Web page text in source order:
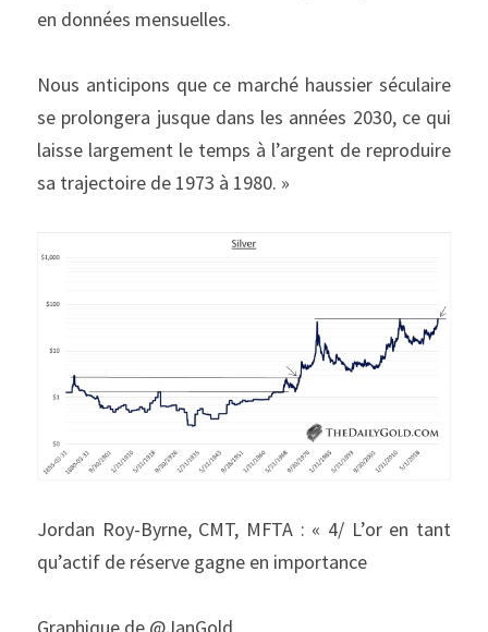
en données mensuelles.
Nous anticipons que ce marché haussier séculaire
se prolongera jusque dans les années 2030, ce qui
laisse largement le temps à l’argent de reproduire
sa trajectoire de 1973 à 1980. »
Jordan Roy-Byrne, CMT, MFTA : « 4/ L’or en tant
qu’actif de réserve gagne en importance